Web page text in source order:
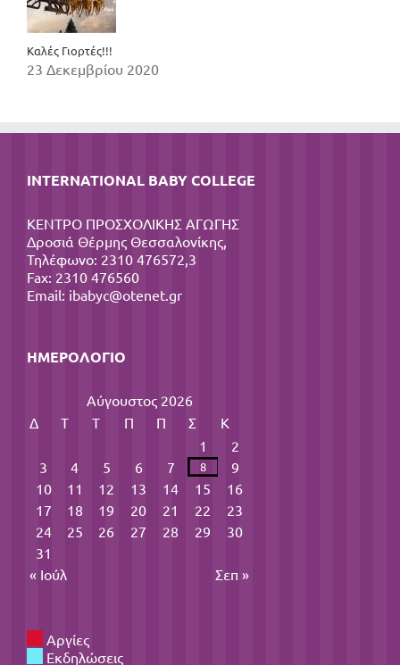
Καλές Γιορτές!!!
23 Δεκεμβρίου 2020
INTERNATIONAL BABY COLLEGE
ΚΕΝΤΡΟ ΠΡΟΣΧΟΛΙΚΗΣ ΑΓΩΓΗΣ
Δροσιά Θέρμης Θεσσαλονίκης,
Τηλέφωνο: 2310 476572,3
Fax: 2310 476560
Email: ibabyc@otenet.gr
ΗΜΕΡΟΛΌΓΙΟ
Αύγουστος 2026
Δ
Τ Τ Π Π Σ
Κ
1
2
3
4 5 6 7 8
9
10
11 12 13 14 15
16
17
18 19 20 21 22
23
24
25 26 27 28 29
30
31
« Ιούλ
Σεπ »
Αργίες
Εκδηλώσεις